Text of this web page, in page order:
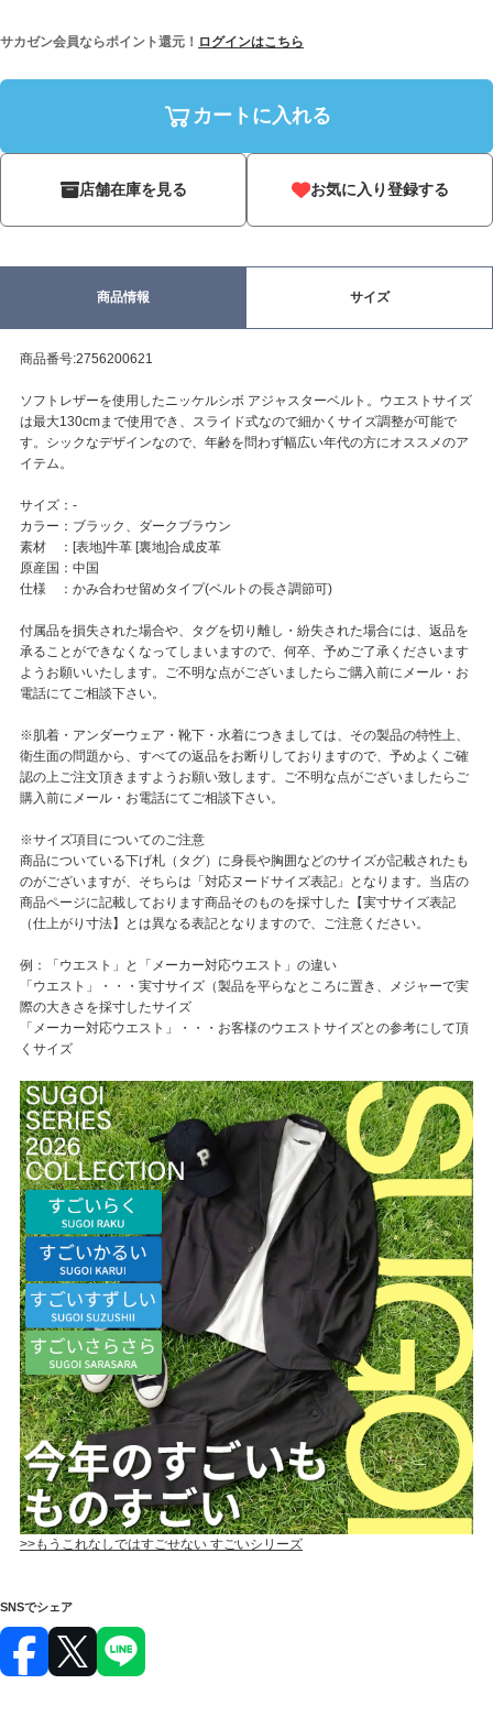
サカゼン会員ならポイント還元！ ログインはこちら
カートに入れる
店舗在庫を見る お気に入り登録する
商品情報 サイズ
商品番号:2756200621
ソフトレザーを使用したニッケルシボ アジャスターベルト。ウエストサイズ
は最大130cmまで使用でき、スライド式なので細かくサイズ調整が可能で
す。シックなデザインなので、年齢を問わず幅広い年代の方にオススメのア
イテム。
サイズ：-
カラー：ブラック、ダークブラウン
素材 ：[表地]牛革 [裏地]合成皮革
原産国：中国
仕様 ：かみ合わせ留めタイプ(ベルトの長さ調節可)
付属品を損失された場合や、タグを切り離し・紛失された場合には、返品を
承ることができなくなってしまいますので、何卒、予めご了承くださいます
ようお願いいたします。ご不明な点がございましたらご購入前にメール・お
電話にてご相談下さい。
※肌着・アンダーウェア・靴下・水着につきましては、その製品の特性上、
衛生面の問題から、すべての返品をお断りしておりますので、予めよくご確
認の上ご注文頂きますようお願い致します。ご不明な点がございましたらご
購入前にメール・お電話にてご相談下さい。
※サイズ項目についてのご注意
商品についている下げ札（タグ）に身長や胸囲などのサイズが記載されたも
のがございますが、そちらは「対応ヌードサイズ表記」となります。当店の
商品ページに記載しております商品そのものを採寸した【実寸サイズ表記
（仕上がり寸法】とは異なる表記となりますので、ご注意ください。
例：「ウエスト」と「メーカー対応ウエスト」の違い
「ウエスト」・・・実寸サイズ（製品を平らなところに置き、メジャーで実
際の大きさを採寸したサイズ
「メーカー対応ウエスト」・・・お客様のウエストサイズとの参考にして頂
くサイズ
>>もうこれなしではすごせない すごいシリーズ
SNSでシェア